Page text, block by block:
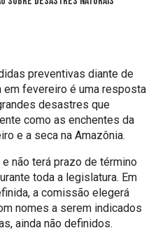
preventivas diante de
fevereiro é uma resposta
desastres que
como as enchentes da
e a seca na Amazônia.
e não terá prazo de término
toda a legislatura. Em
a comissão elegerá
nomes a serem indicados
ainda não definidos.